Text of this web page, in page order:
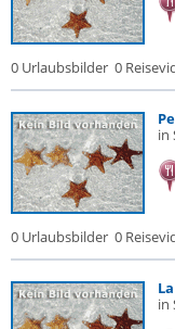
0 Urlaubsbilder 0
in
0 Urlaubsbilder 0
in